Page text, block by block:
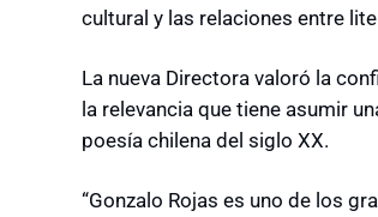
cultural y las relaciones entre
La nueva Directora valoró la
la relevancia que tiene asumir
poesía chilena del siglo XX.
“Gonzalo Rojas es uno de los